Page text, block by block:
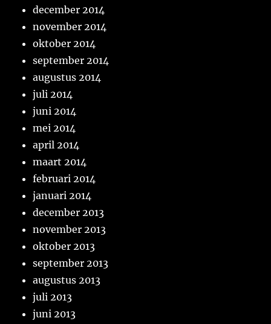
december 2014
november 2014
oktober 2014
september 2014
augustus 2014
juli 2014
juni 2014
mei 2014
april 2014
maart 2014
februari 2014
januari 2014
december 2013
november 2013
oktober 2013
september 2013
augustus 2013
juli 2013
juni 2013